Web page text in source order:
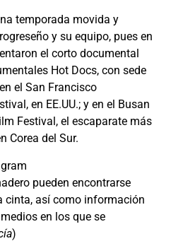
temporada movida y
y su equipo, pues en
el corto documental
Hot Docs, con sede
el San Francisco
en EE.UU.; y en el Busan
Festival, el escaparate más
Corea del Sur.
pueden encontrarse
cinta, así como información
en los que se
)